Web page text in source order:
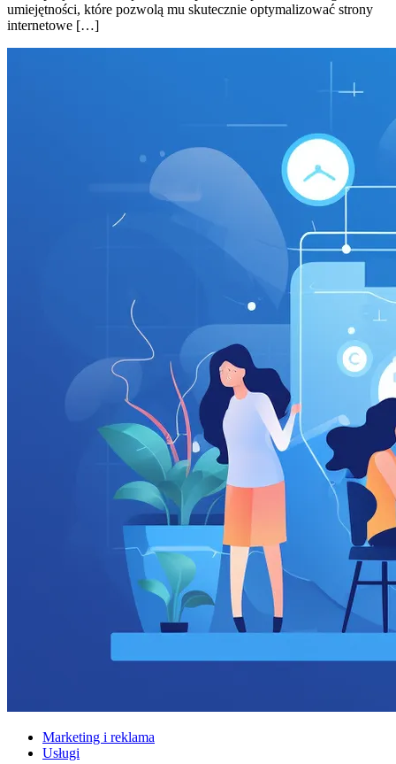
umiejętności, które pozwolą mu skutecznie optymalizować strony
internetowe […]
Marketing i reklama
Usługi